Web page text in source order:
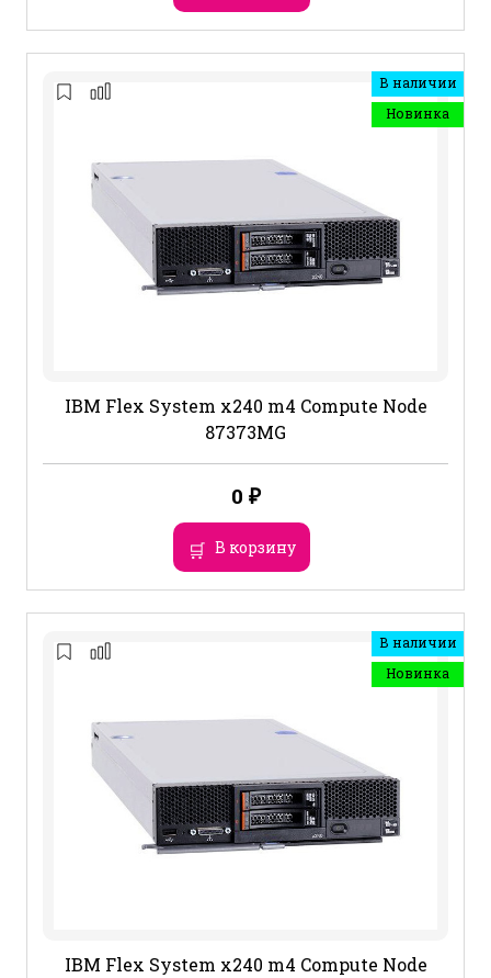
В наличии
Новинка
IBM Flex System x240 m4 Compute Node
87373MG
0 ₽
В корзину
В наличии
Новинка
IBM Flex System x240 m4 Compute Node